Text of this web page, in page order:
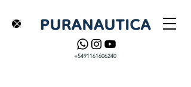
+5491161606240